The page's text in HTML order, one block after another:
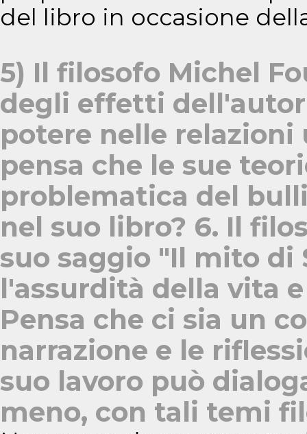
del libro in occasione
5) Il filosofo Michel
degli effetti
potere nelle relazioni
pensa che le sue
problematica del
nel suo libro? 6. Il
suo saggio "Il mito di
l'assurdità della vita
Pensa che ci sia un
narrazione e le
suo lavoro può
meno, con tali temi